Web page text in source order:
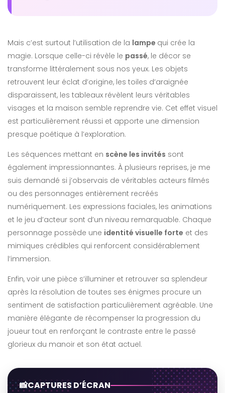
Mais c’est surtout l’utilisation de la lampe qui crée la
magie. Lorsque celle-ci révèle le passé, le décor se
transforme littéralement sous nos yeux. Les objets
retrouvent leur éclat d’origine, les toiles d’araignée
disparaissent, les tableaux révèlent leurs véritables
visages et la maison semble reprendre vie. Cet effet visuel
est particulièrement réussi et apporte une dimension
presque poétique à l’exploration.
Les séquences mettant en scène les invités sont
également impressionnantes. À plusieurs reprises, je me
suis demandé si j’observais de véritables acteurs filmés
ou des personnages entièrement recréés
numériquement. Les expressions faciales, les animations
et le jeu d’acteur sont d’un niveau remarquable. Chaque
personnage possède une identité visuelle forte et des
mimiques crédibles qui renforcent considérablement
l’immersion.
Enfin, voir une pièce s’illuminer et retrouver sa splendeur
après la résolution de toutes ses énigmes procure un
sentiment de satisfaction particulièrement agréable. Une
manière élégante de récompenser la progression du
joueur tout en renforçant le contraste entre le passé
glorieux du manoir et son état actuel.
CAPTURES D’ÉCRAN